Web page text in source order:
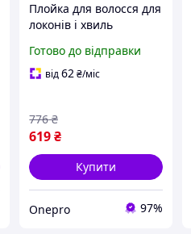
Плойка для волосся для
локонів і хвиль
для завивання та
укладання професійна
Готово до відправки
від62₴/міс
619₴
776 ₴
Купити
Onepro 97%